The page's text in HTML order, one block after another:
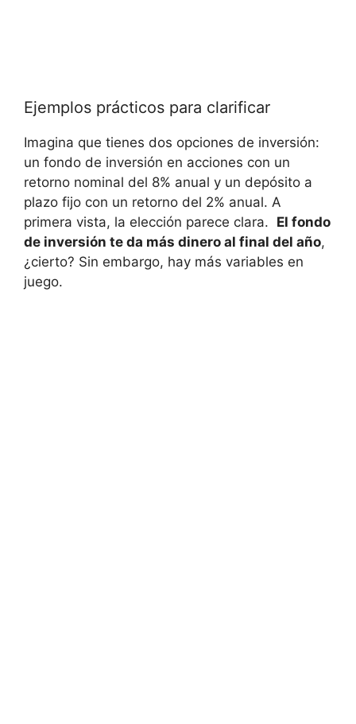
Ejemplos prácticos para ‌clarificar
Imagina que tienes ‌dos ‌opciones de inversión:
un fondo de inversión en acciones ‍con un
retorno nominal del⁤ 8% anual⁣ y ⁣un depósito a
plazo fijo con un retorno del 2% anual. A
primera vista, la elección parece clara. ​ El fondo
de inversión ‍te da⁢ más dinero al‍ final del año,
¿cierto? Sin embargo, ‍hay más ⁣variables en
juego.